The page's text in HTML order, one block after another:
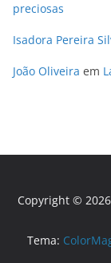
preciosas
Isadora Pereira
João Oliveira em
Copyright © 2026
Tema: